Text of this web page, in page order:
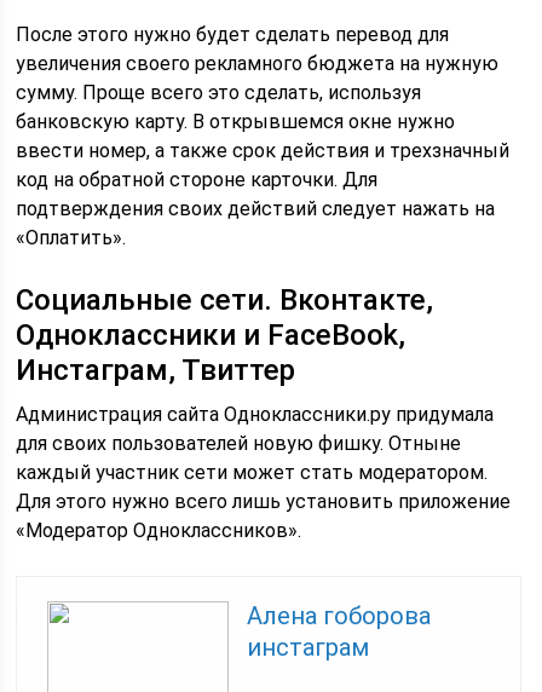
После этого нужно будет сделать перевод для
увеличения своего рекламного бюджета на нужную
сумму. Проще всего это сделать, используя
банковскую карту. В открывшемся окне нужно
ввести номер, а также срок действия и трехзначный
код на обратной стороне карточки. Для
подтверждения своих действий следует нажать на
«Оплатить».
Социальные сети. Вконтакте,
Одноклассники и FaceBook,
Инстаграм, Твиттер
Администрация сайта Одноклассники.ру придумала
для своих пользователей новую фишку. Отныне
каждый участник сети может стать модератором.
Для этого нужно всего лишь установить приложение
«Модератор Одноклассников».
Алена гоборова
инстаграм